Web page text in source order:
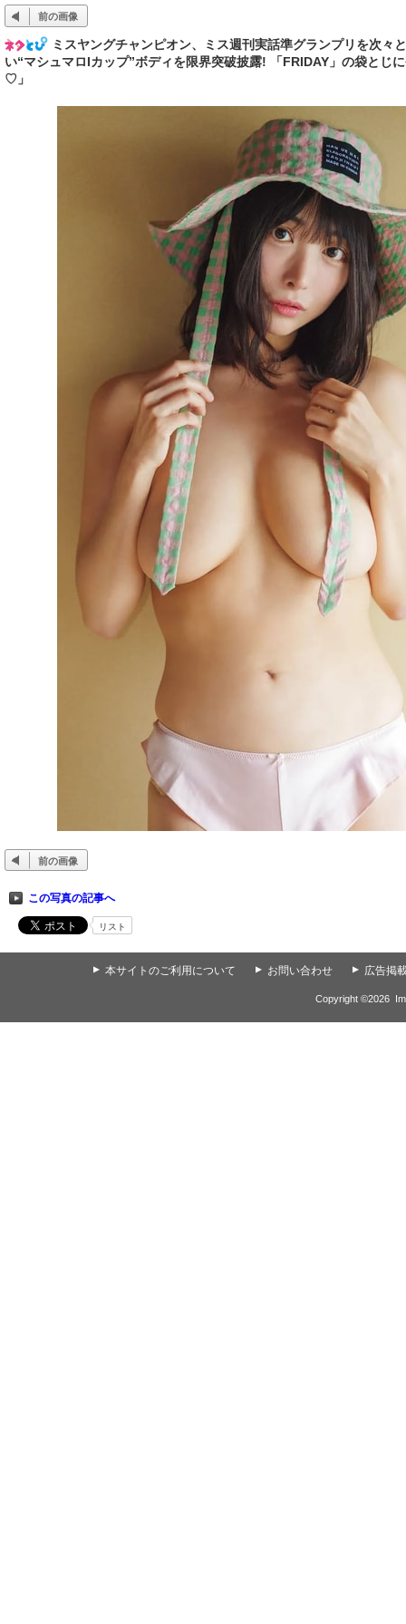
前の画像
ミスヤングチャンピオン、ミス週刊実話準グランプリを次々
い“マシュマロIカップ”ボディを限界突破披露! 「FRIDAY」の袋と
♡」
前の画像
この写真の記事へ
リスト
▲ 本サイトのご利用について ▲ お問い合わせ ▲ 広告掲
Copyright ©2026